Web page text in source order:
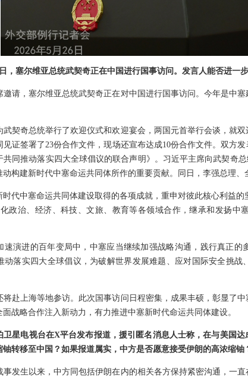
，塞尔维亚总统武契奇正在中国进行国事访问。发言人能否进一
邀请，塞尔维亚总统武契奇正在对中国进行国事访问。今年是中
武契奇总统举行了欢迎仪式和欢迎宴会，两国元首举行会谈，就
证签署了23份合作文件，现场还宣布达成10份合作文件。双方
同推动落实四大全球倡议的联合声明》。习近平主席向武契奇
构建新时代中塞命运共同体所作的重要贡献。同日，李强总理、
代中塞命运共同体建设取得的各项成就，重申对彼此核心利益
政治、经济、科技、文旅、教育等各领域合作，继承和发扬中
速演进的百年变局中，中塞应当继续加强战略沟通，践行真正
动落实四大全球倡议，为破解世界发展难题、应对国际安全挑
将赴上海等地参访。此次国事访问日程密集，成果丰硕，彰显了
战略合作注入新动力，有力推进中塞新时代命运共同体建设。
卫星电视台在X平台发布报道，援引匿名消息人士称，在与美国
转移至中国？如果报道属实，中方是否愿意接受伊朗的高浓缩铀
事发生以来，中方同包括伊朗在内的相关各方保持紧密沟通，一